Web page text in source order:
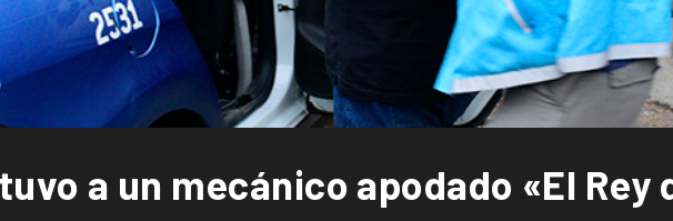
a un mecánico apodado «El Rey